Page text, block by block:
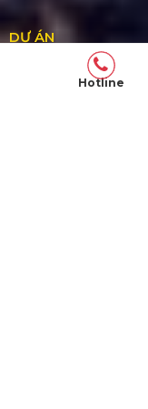
DỰ ÁN
Dự án đã thực hiện
Hotline